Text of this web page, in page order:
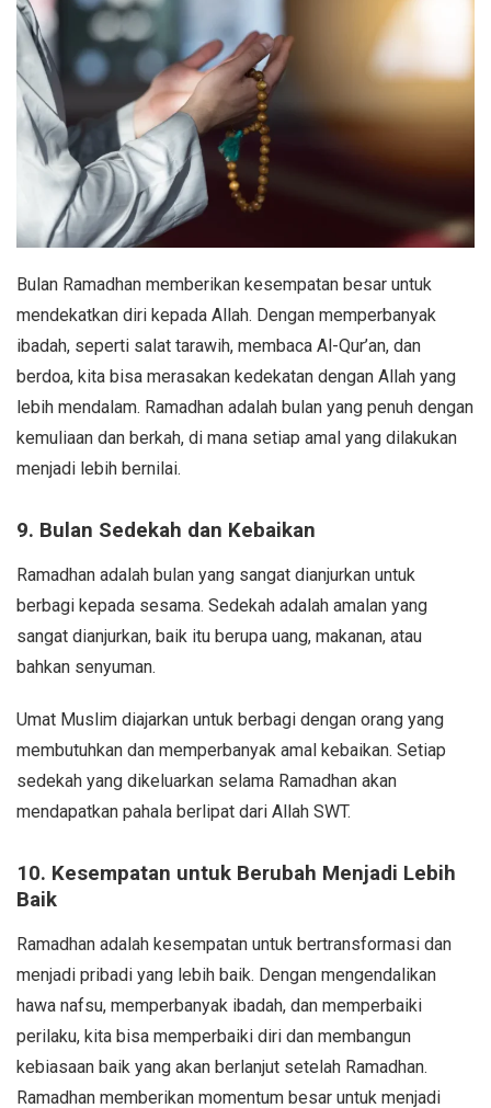
Bulan Ramadhan memberikan kesempatan besar untuk
mendekatkan diri kepada Allah. Dengan memperbanyak
ibadah, seperti salat tarawih, membaca Al-Qur’an, dan
berdoa, kita bisa merasakan kedekatan dengan Allah yang
lebih mendalam. Ramadhan adalah bulan yang penuh dengan
kemuliaan dan berkah, di mana setiap amal yang dilakukan
menjadi lebih bernilai.
9. Bulan Sedekah dan Kebaikan
Ramadhan adalah bulan yang sangat dianjurkan untuk
berbagi kepada sesama. Sedekah adalah amalan yang
sangat dianjurkan, baik itu berupa uang, makanan, atau
bahkan senyuman.
Umat Muslim diajarkan untuk berbagi dengan orang yang
membutuhkan dan memperbanyak amal kebaikan. Setiap
sedekah yang dikeluarkan selama Ramadhan akan
mendapatkan pahala berlipat dari Allah SWT.
10. Kesempatan untuk Berubah Menjadi Lebih
Baik
Ramadhan adalah kesempatan untuk bertransformasi dan
menjadi pribadi yang lebih baik. Dengan mengendalikan
hawa nafsu, memperbanyak ibadah, dan memperbaiki
perilaku, kita bisa memperbaiki diri dan membangun
kebiasaan baik yang akan berlanjut setelah Ramadhan.
Ramadhan memberikan momentum besar untuk menjadi